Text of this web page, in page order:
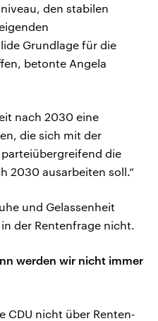
den stabilen
Grundlage für die
betonte Angela
nach 2030 eine
die sich mit der
die
2030 ausarbeiten soll.“
und Gelassenheit
der Rentenfrage nicht.
werden wir nicht immer
CDU nicht über Renten-